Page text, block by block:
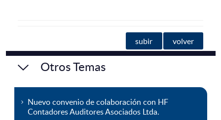
subir volver
Otros Temas
Nuevo convenio de colaboración con HF
Contadores Auditores Asociados Ltda.